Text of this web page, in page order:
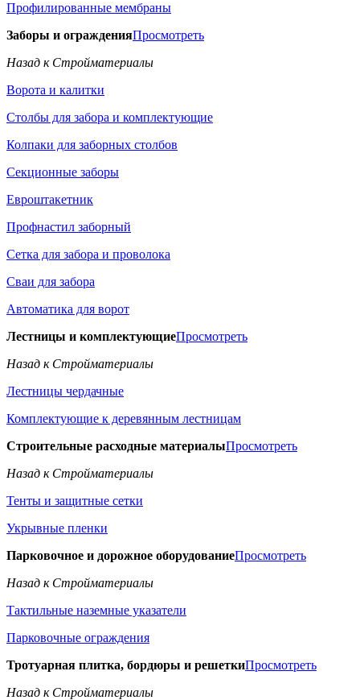
Профилированные мембраны
Заборы и огражденияПросмотреть
Назад к Стройматериалы
Ворота и калитки
Столбы для забора и комплектующие
Колпаки для заборных столбов
Секционные заборы
Евроштакетник
Профнастил заборный
Сетка для забора и проволока
Сваи для забора
Автоматика для ворот
Лестницы и комплектующиеПросмотреть
Назад к Стройматериалы
Лестницы чердачные
Комплектующие к деревянным лестницам
Строительные расходные материалыПросмотреть
Назад к Стройматериалы
Тенты и защитные сетки
Укрывные пленки
Парковочное и дорожное оборудованиеПросмотреть
Назад к Стройматериалы
Тактильные наземные указатели
Парковочные ограждения
Тротуарная плитка, бордюры и решеткиПросмотреть
Назад к Стройматериалы